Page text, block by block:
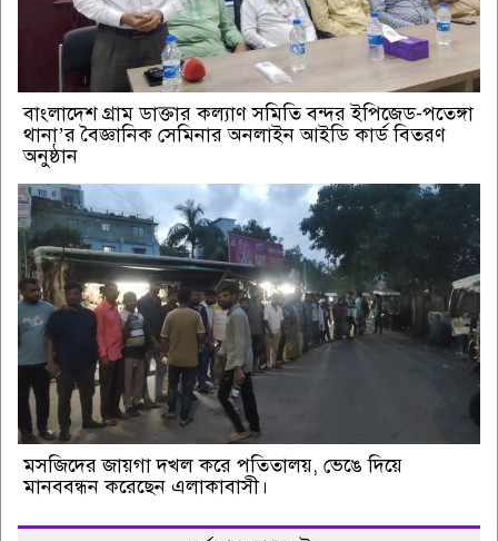
বাংলাদেশ গ্রাম ডাক্তার কল্যাণ সমিতি বন্দর ইপিজেড-পতেঙ্গা
থানা’র বৈজ্ঞানিক সেমিনার অনলাইন আইডি কার্ড বিতরণ
অনুষ্ঠান
মসজিদের জায়গা দখল করে পতিতালয়, ভেঙে দিয়ে
মানববন্ধন করেছেন এলাকাবাসী।